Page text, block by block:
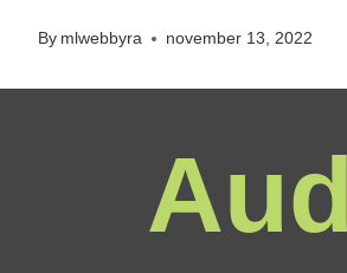
By mlwebbyra november 13, 2022